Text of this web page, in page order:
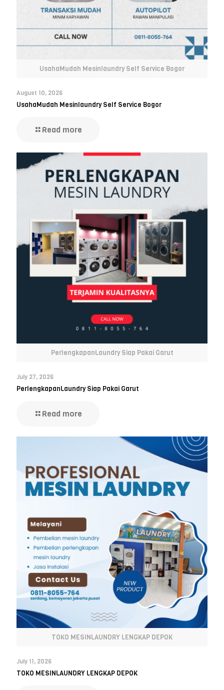
UsahaMudah Mesinlaundry Self Service Bogor
August 10, 2026
UsahaMudah Mesinlaundry Self Service Bogor
Read more
PerlengkapanLaundry Siap Pakai Garut
July 27, 2026
PerlengkapanLaundry Siap Pakai Garut
Read more
TOKO MESINLAUNDRY LENGKAP DEPOK
July 11, 2026
TOKO MESINLAUNDRY LENGKAP DEPOK